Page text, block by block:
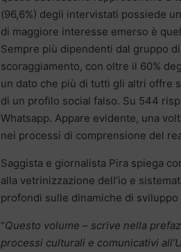
(96,6%) degli intervistati possiede
di maggiore interesse emerso è
Sempre più dipendenti dal gruppo
scoraggiamento, con oltre il 60%
un dato che più di tutti gli altri offre
di un profilo social falso. Su 544
Whatsapp. Appare evidente, una
nei processi di comprensione del
Saggista e giornalista Pira spiega
alla vetrinizzazione dell’io e
profondi sulle dinamiche di
“Questo volume – scrive nella
processi culturali e comunicativi